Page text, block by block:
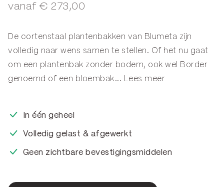
vanaf € 273,00
De cortenstaal plantenbakken van Blumeta zijn
volledig naar wens samen te stellen. Of het nu gaat
om een plantenbak zonder bodem, ook wel
Border
genoemd of een bloembak ... Lees meer
In één geheel
Volledig gelast & afgewerkt
Geen zichtbare bevestigingsmiddelen